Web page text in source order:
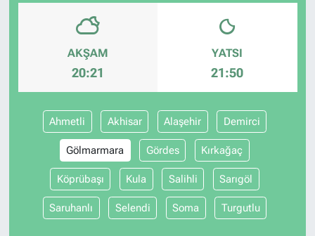
AKŞAM
20:21
YATSI
21:50
Ahmetli Akhisar Alaşehir Demirci
Gölmarmara Gördes Kırkağaç
Köprübaşı Kula Salihli Sarıgöl
Saruhanlı Selendi Soma Turgutlu